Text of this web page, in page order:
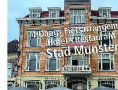
Arrangementen 2026
Overnachten 2026
Foto’s
Hoofdsponsoren
Contact